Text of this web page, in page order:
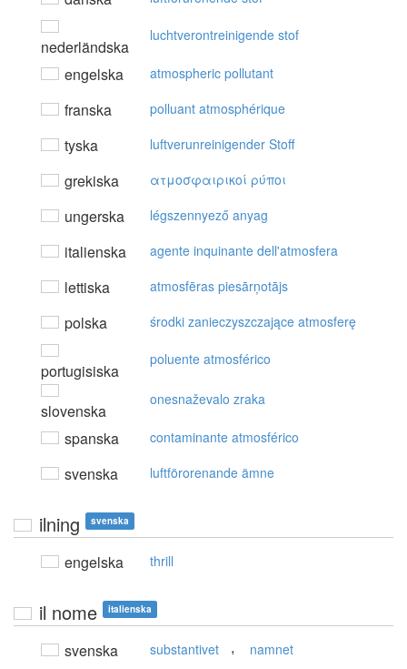
nederländska
luchtverontreinigende stof
engelska atmospheric pollutant
franska polluant atmosphérique
tyska luftverunreinigender Stoff
grekiska ατμoσφαιρικoί ρύπoι
ungerska légszennyező anyag
italienska agente inquinante dell'atmosfera
lettiska atmosfēras piesārņotājs
polska środki zanieczyszczające atmosferę
portugisiska
poluente atmosférico
slovenska
onesnaževalo zraka
spanska contaminante atmosférico
svenska luftförorenande ämne
ilning svenska
engelska thrill
il nome italienska
svenska substantivet , namnet